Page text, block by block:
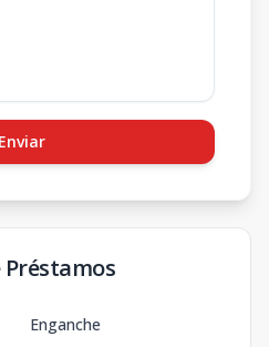
Enviar
Enganche